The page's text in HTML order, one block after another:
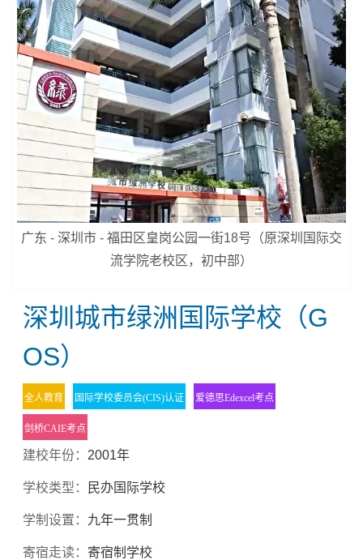
广东 - 深圳市 - 福田区皇岗公园一街18号（原深圳国际交
流学院老校区，初中部）
深圳城市绿洲国际学校（G
OS）
全人教育 国际学校委员会(CIS)认证 爱德思Edexcel考点
剑桥CAIE考点
建校年份： 2001年
学校类型： 民办国际学校
学制设置： 九年一贯制
寄宿走读： 寄宿制学校